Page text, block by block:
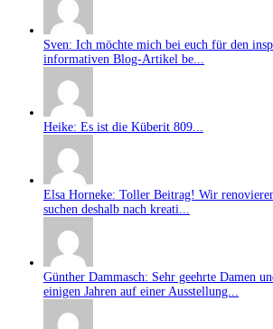
Sven: Ich möchte mich bei euch für den
informativen Blog-Artikel be...
Heike: Es ist die Küberit 809...
Elsa Horneke: Toller Beitrag! Wir
suchen deshalb nach kreati...
Günther Dammasch: Sehr geehrte Damen
einigen Jahren auf einer Ausstellung...